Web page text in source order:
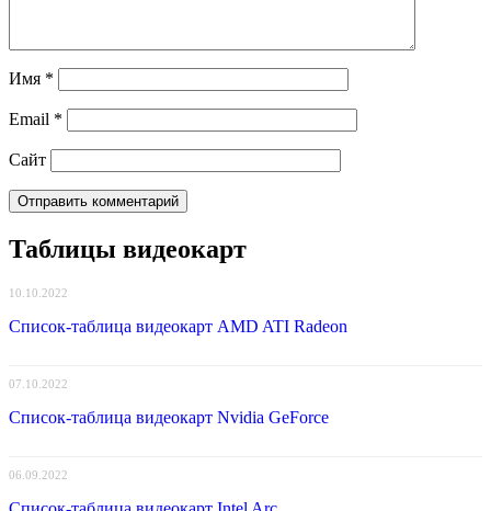
Имя *
Email *
Сайт
Таблицы видеокарт
10.10.2022
Список-таблица видеокарт AMD ATI Radeon
07.10.2022
Список-таблица видеокарт Nvidia GeForce
06.09.2022